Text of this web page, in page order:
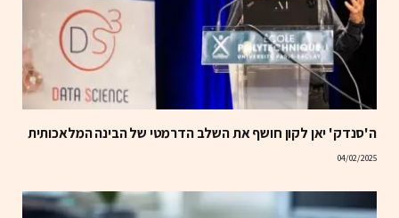
ה'סנדק' יאן לקון חושף את השלב הדרמטי של הבינה המלאכותית
04/02/2025